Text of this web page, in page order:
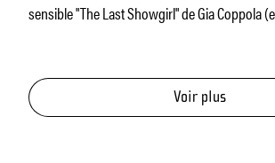
sensible "The Last Showgirl" de Gia Coppola
Voir plus